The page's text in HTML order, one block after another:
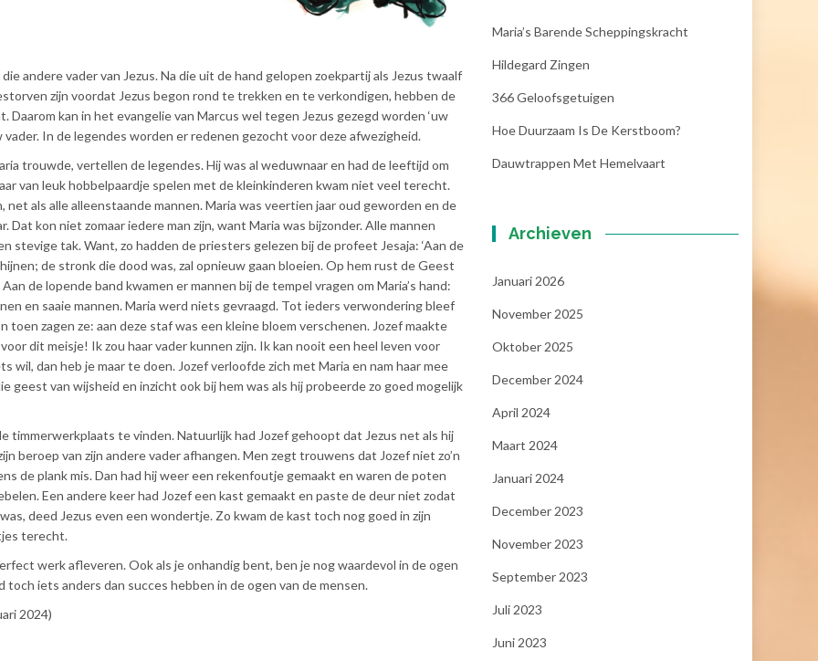
andere vader van Jezus. Na die uit de hand gelopen zoekpartij als Jezus twaalf
zijn voordat Jezus begon rond te trekken en te verkondigen, hebben de
Daarom kan in het evangelie van Marcus wel tegen Jezus gezegd worden ‘uw
In de legendes worden er redenen gezocht voor deze afwezigheid.
trouwde, vertellen de legendes. Hij was al weduwnaar en had de leeftijd om
van leuk hobbelpaardje spelen met de kleinkinderen kwam niet veel terecht.
net als alle alleenstaande mannen. Maria was veertien jaar oud geworden en de
kon niet zomaar iedere man zijn, want Maria was bijzonder. Alle mannen
stevige tak. Want, zo hadden de priesters gelezen bij de profeet Jesaja: ‘Aan de
de stronk die dood was, zal opnieuw gaan bloeien. Op hem rust de Geest
de lopende band kwamen er mannen bij de tempel vragen om Maria’s hand:
en saaie mannen. Maria werd niets gevraagd. Tot ieders verwondering bleef
toen zagen ze: aan deze staf was een kleine bloem verschenen. Jozef maakte
dit meisje! Ik zou haar vader kunnen zijn. Ik kan nooit een heel leven voor
wil, dan heb je maar te doen. Jozef verloofde zich met Maria en nam haar mee
geest van wijsheid en inzicht ook bij hem was als hij probeerde zo goed mogelijk
timmerwerkplaats te vinden. Natuurlijk had Jozef gehoopt dat Jezus net als hij
beroep van zijn andere vader afhangen. Men zegt trouwens dat Jozef niet zo’n
de plank mis. Dan had hij weer een rekenfoutje gemaakt en waren de poten
Een andere keer had Jozef een kast gemaakt en paste de deur niet zodat
deed Jezus even een wondertje. Zo kwam de kast toch nog goed in zijn
terecht.
werk afleveren. Ook als je onhandig bent, ben je nog waardevol in de ogen
toch iets anders dan succes hebben in de ogen van de mensen.
2024)
Maria’s Barende Scheppingskracht
Hildegard Zingen
366 Geloofsgetuigen
Hoe Duurzaam Is De Kerstboom?
Dauwtrappen Met Hemelvaart
Archieven
Januari 2026
November 2025
Oktober 2025
December 2024
April 2024
Maart 2024
Januari 2024
December 2023
November 2023
September 2023
Juli 2023
Juni 2023